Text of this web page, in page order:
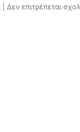
Δεν επιτρέπεται